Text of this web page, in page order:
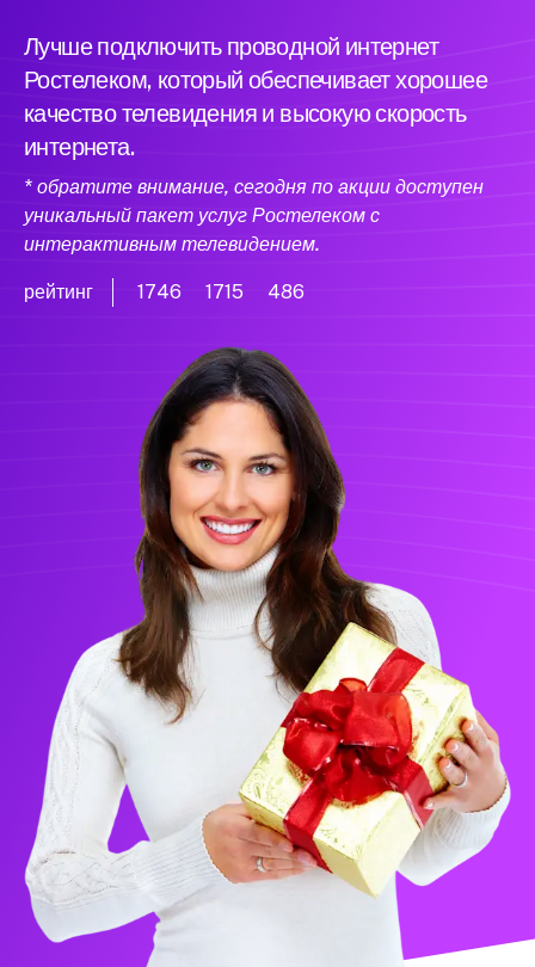
Лучше подключить проводной интернет
Ростелеком, который обеспечивает хорошее
качество телевидения и высокую скорость
интернета.
* обратите внимание, сегодня по акции доступен
уникальный пакет услуг Ростелеком с
интерактивным телевидением.
рейтинг 1746 1715 486